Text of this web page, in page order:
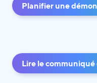
Planifier une
Lire le communiqué